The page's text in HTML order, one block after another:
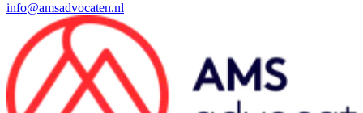
info@amsadvocaten.nl